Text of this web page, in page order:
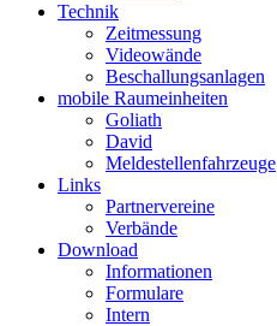
Technik
Zeitmessung
Videowände
Beschallungsanlagen
mobile Raumeinheiten
Goliath
David
Meldestellenfahrzeuge
Links
Partnervereine
Verbände
Download
Informationen
Formulare
Intern